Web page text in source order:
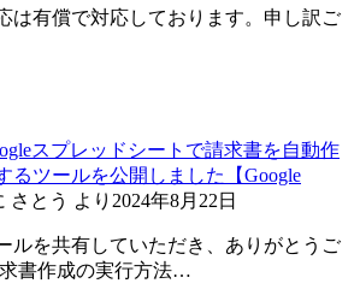
は有償で対応しております。申し訳ご
スプレッドシートで請求書を自動作
るツールを公開しました【Google
さとう より 2024年8月22日
ルを共有していただき、ありがとうご
書作成の実行方法…